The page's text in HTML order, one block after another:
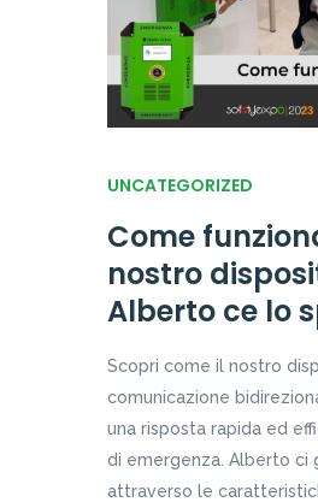
UNCATEGORIZED
Come
nostro
Alberto ce lo
Scopri come il nostro
comunicazione
una risposta rapida ed
di emergenza. Alberto ci
attraverso le